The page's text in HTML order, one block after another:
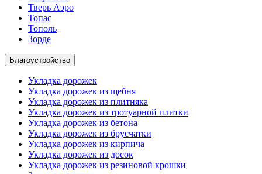
Тверь Аэро
Топас
Тополь
Зорде
Благоустройство
Укладка дорожек
Укладка дорожек из щебня
Укладка дорожек из плитняка
Укладка дорожек из тротуарной плитки
Укладка дорожек из бетона
Укладка дорожек из брусчатки
Укладка дорожек из кирпича
Укладка дорожек из досок
Укладка дорожек из резиновой крошки